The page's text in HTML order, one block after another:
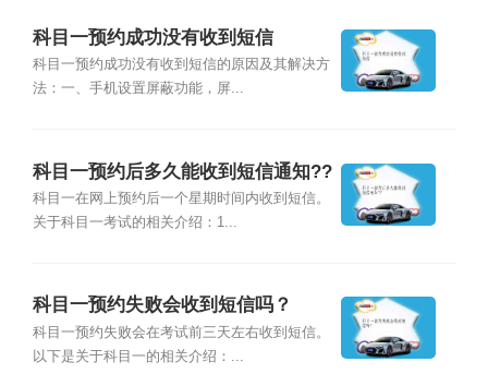
科目一预约成功没有收到短信
科目一预约成功没有收到短信的原因及其解决方
法：一、手机设置屏蔽功能，屏...
科目一预约后多久能收到短信通知??
科目一在网上预约后一个星期时间内收到短信。
关于科目一考试的相关介绍：1...
科目一预约失败会收到短信吗？
科目一预约失败会在考试前三天左右收到短信。
以下是关于科目一的相关介绍：...